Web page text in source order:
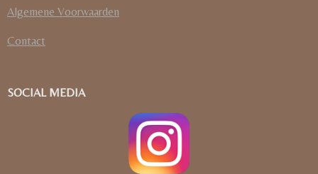
Algemene Voorwaarden
Contact
SOCIAL MEDIA